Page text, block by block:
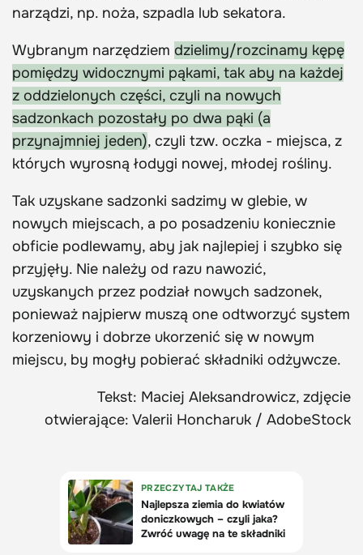
narządzi, np. noża, szpadla lub sekatora.
Wybranym narzędziem dzielimy/rozcinamy kępę
pomiędzy widocznymi pąkami, tak aby na każdej
z oddzielonych części, czyli na nowych
sadzonkach pozostały po dwa pąki (a
przynajmniej jeden), czyli tzw. oczka - miejsca, z
których wyrosną łodygi nowej, młodej rośliny.
Tak uzyskane sadzonki sadzimy w glebie, w
nowych miejscach, a po posadzeniu koniecznie
obficie podlewamy, aby jak najlepiej i szybko się
przyjęły. Nie należy od razu nawozić,
uzyskanych przez podział nowych sadzonek,
ponieważ najpierw muszą one odtworzyć system
korzeniowy i dobrze ukorzenić się w nowym
miejscu, by mogły pobierać składniki odżywcze.
Tekst: Maciej Aleksandrowicz, zdjęcie
otwierające: Valerii Honcharuk / AdobeStock